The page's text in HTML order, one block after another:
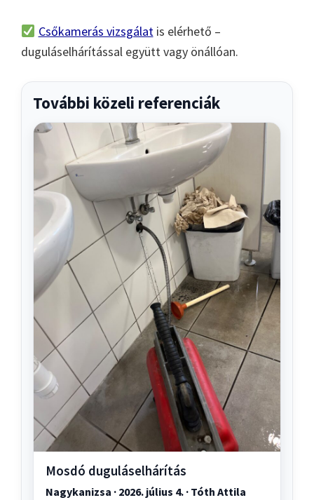
Csőkamerás vizsgálatis elérhető –
duguláselhárítással együtt vagy önállóan.
További közeli referenciák
Mosdó duguláselhárítás
Nagykanizsa · 2026. július 4. · Tóth Attila